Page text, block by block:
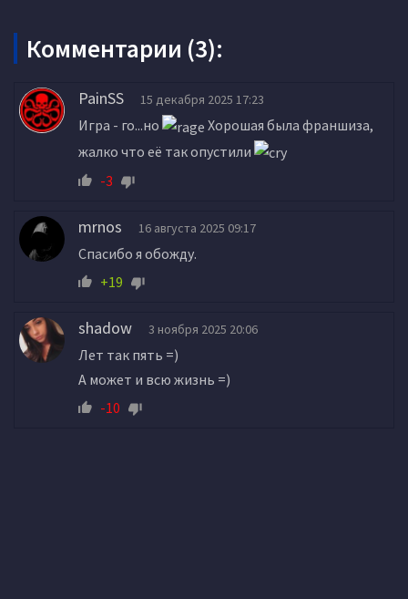
Комментарии (3):
PainSS 15 декабря 2025 17:23
Игра - го...но
Хорошая была франшиза,
жалко что её так опустили
-3
mrnos 16 августа 2025 09:17
Спасибо я обожду.
+19
shadow 3 ноября 2025 20:06
Лет так пять =)
А может и всю жизнь =)
-10